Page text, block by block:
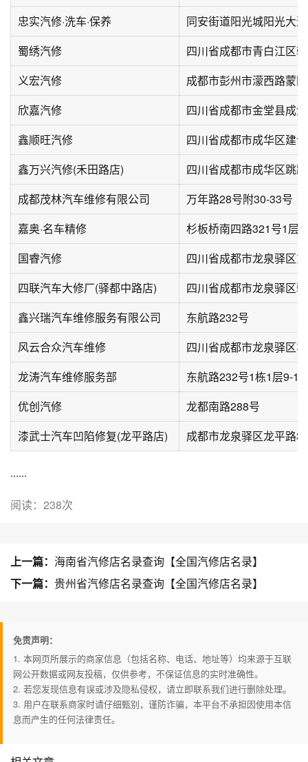
忠实汽修·洗车·保养
同安街道阳光城阳光大
蜀绣汽修
四川省成都市青白江区
义宏汽修
欣嘉汽修
四川省成都市金堂县成
鑫顺旺汽修
四川省成都市成华区建
鑫万兴汽修(禾田路店)
四川省成都市成华区跳
成都茂林汽车维修有限公司
万年路28号附30-33号
嘉奥·名车精修
杉板桥南四路321号1层
国睿汽修
四川省成都市龙泉驿区
四联汽车大修厂(驿都中路店)
四川省成都市龙泉驿区
鑫兴瑞汽车维修服务有限公司
东航路232号
风云合众汽车维修
四川省成都市龙泉驿区
龙涛汽车维修服务部
东航路232号1栋1层9-
优创汽修
龙都南路288号
漆武士汽车凹陷修复(龙平路店)
成都市龙泉驿区龙平路
......
阅读：238次
上一篇： 海南省汽修店名录查询【全国汽修店名录】
下一篇： 贵州省汽修店名录查询【全国汽修店名录】
免责声明：
1. 本网页所展示的商家信息（包括名称、电话、地址等）均来源于互联
网公开数据或网友投稿，仅供参考，不保证信息的实时准确性。
2. 若您发现信息有误或涉及隐私侵权，请立即联系我们进行删除处理。
3. 用户在联系商家时请仔细甄别，谨防诈骗，本平台不承担因使用本信
息而产生的任何法律责任。